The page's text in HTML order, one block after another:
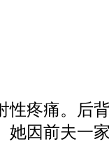
性疼痛。
后
因前夫一